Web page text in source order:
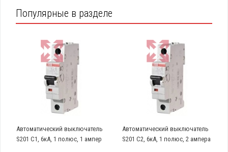
Популярные в разделе
Автоматический выключатель
S201 C1, 6кА, 1 полюс, 1 ампер
Автоматический выключатель
S201 C2, 6кА, 1 полюс, 2 ампера